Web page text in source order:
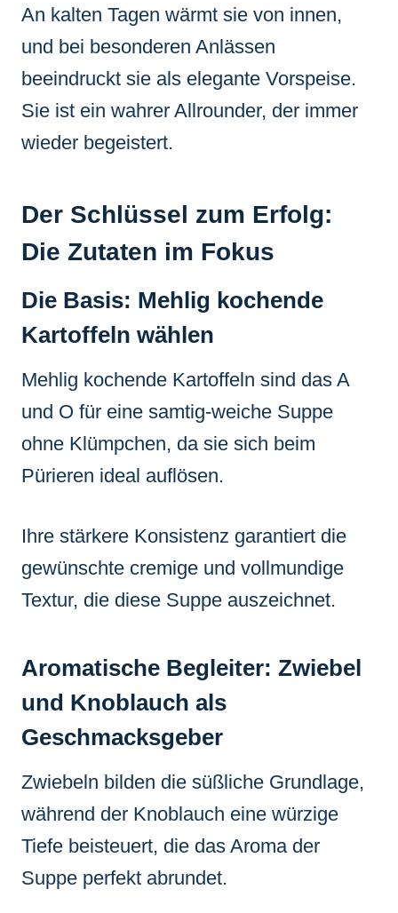
An kalten Tagen wärmt sie von innen,
und bei besonderen Anlässen
beeindruckt sie als elegante Vorspeise.
Sie ist ein wahrer Allrounder, der immer
wieder begeistert.
Der Schlüssel zum Erfolg:
Die Zutaten im Fokus
Die Basis: Mehlig kochende
Kartoffeln wählen
Mehlig kochende Kartoffeln sind das A
und O für eine samtig-weiche Suppe
ohne Klümpchen, da sie sich beim
Pürieren ideal auflösen.
Ihre stärkere Konsistenz garantiert die
gewünschte cremige und vollmundige
Textur, die diese Suppe auszeichnet.
Aromatische Begleiter: Zwiebel
und Knoblauch als
Geschmacksgeber
Zwiebeln bilden die süßliche Grundlage,
während der Knoblauch eine würzige
Tiefe beisteuert, die das Aroma der
Suppe perfekt abrundet.